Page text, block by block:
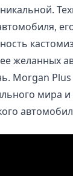
желанных
Morgan Plus
мира